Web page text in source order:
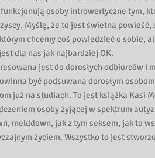
osoby introwertyczne tym,
Myślę, że to jest świetna
chcemy coś powiedzieć o sobie,
dla nas jak najbardziej OK.
jest do dorosłych odbiorców i
być podsuwana dorosłym
już na studiach. To jest książka Kasi
osoby żyjącej w spektrum
melddown, jak z tym seksem, jak to
życiem. Wszystko to jest